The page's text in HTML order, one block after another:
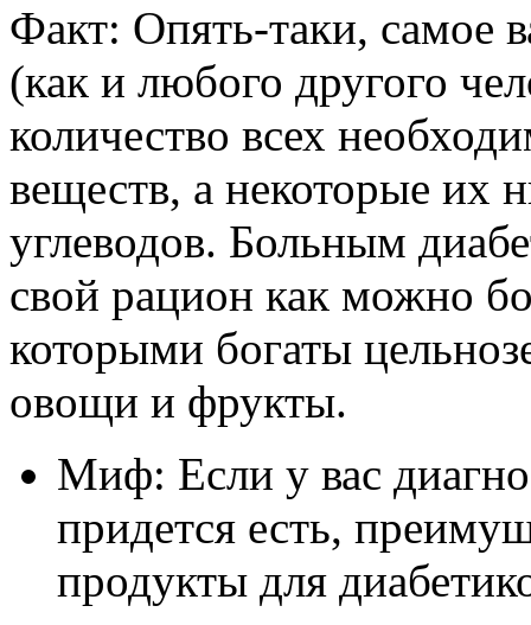
Факт: Опять-таки, самое
(как и любого другого
количество всех
веществ, а некоторые их
углеводов. Больным
свой рацион как можно
которыми богаты
овощи и фрукты.
Миф: Если у вас
придется есть,
продукты для